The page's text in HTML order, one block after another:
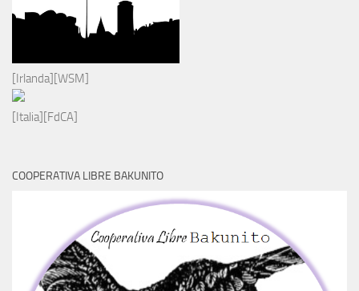
[Irlanda][WSM]
[Italia][FdCA]
COOPERATIVA LIBRE BAKUNITO